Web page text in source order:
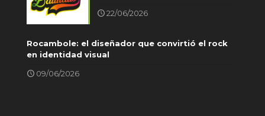
22/06/2026
Rocambole: el diseñador que convirtió el rock
en identidad visual
09/06/2026